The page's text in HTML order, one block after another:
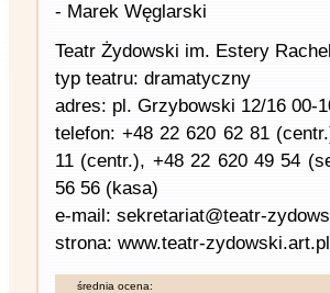
- Marek Węglarski
Teatr Żydowski im. Estery
typ teatru: dramatyczny
adres: pl. Grzybowski 12/16 00-
telefon: +48 22 620 62 81
11 (centr.), +48 22 620 49 54
56 56 (kasa)
e-mail: sekretariat@teatr-
strona: www.teatr-zydowski.art.pl
średnia ocena: